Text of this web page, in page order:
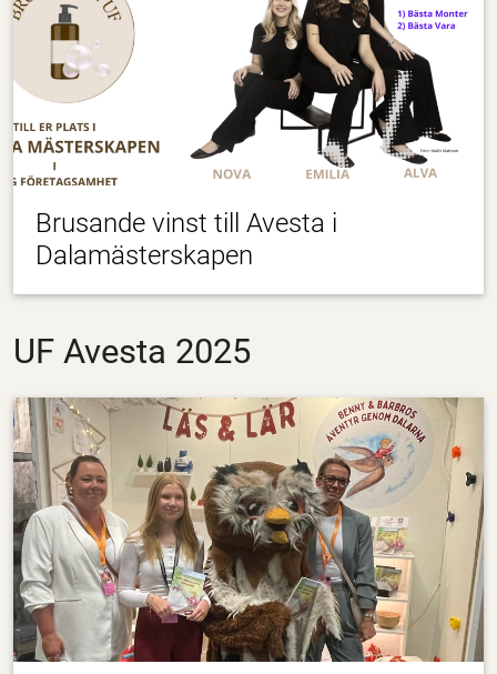
Brusande vinst till Avesta i
Dalamästerskapen
UF Avesta 2025